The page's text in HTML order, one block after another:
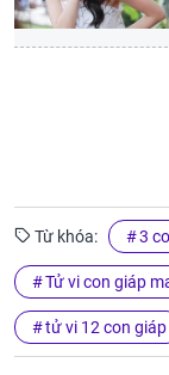
Từ khóa: 3
Tử vi con giáp
tử vi 12 con giáp